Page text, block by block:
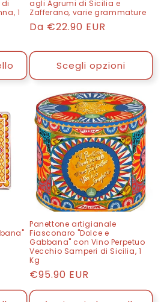
1
agli Agrumi di Sicilia e
Zafferano, varie grammature
Prezzo
listino
Da €22.90 EUR
Scegli opzioni
Panettone artigianale
Fiasconaro "Dolce e
Gabbana" con Vino Perpetuo
Vecchio Samperi di Sicilia, 1
Kg
Prezzo
di
€95.90 EUR